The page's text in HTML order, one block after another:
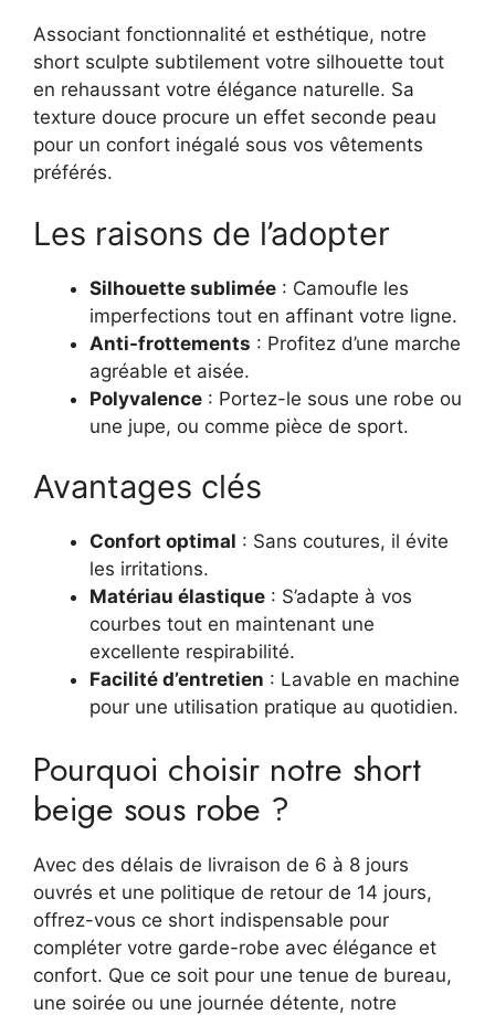
Associant fonctionnalité et esthétique, notre
short sculpte subtilement votre silhouette tout
en rehaussant votre élégance naturelle. Sa
texture douce procure un effet seconde peau
pour un confort inégalé sous vos vêtements
préférés.
Les raisons de l’adopter
Silhouette sublimée : Camoufle les
imperfections tout en affinant votre ligne.
Anti-frottements : Profitez d’une marche
agréable et aisée.
Polyvalence : Portez-le sous une robe ou
une jupe, ou comme pièce de sport.
Avantages clés
Confort optimal : Sans coutures, il évite
les irritations.
Matériau élastique : S’adapte à vos
courbes tout en maintenant une
excellente respirabilité.
Facilité d’entretien : Lavable en machine
pour une utilisation pratique au quotidien.
Pourquoi choisir notre short
beige sous robe ?
Avec des délais de livraison de 6 à 8 jours
ouvrés et une politique de retour de 14 jours,
offrez-vous ce short indispensable pour
compléter votre garde-robe avec élégance et
confort. Que ce soit pour une tenue de bureau,
une soirée ou une journée détente, notre